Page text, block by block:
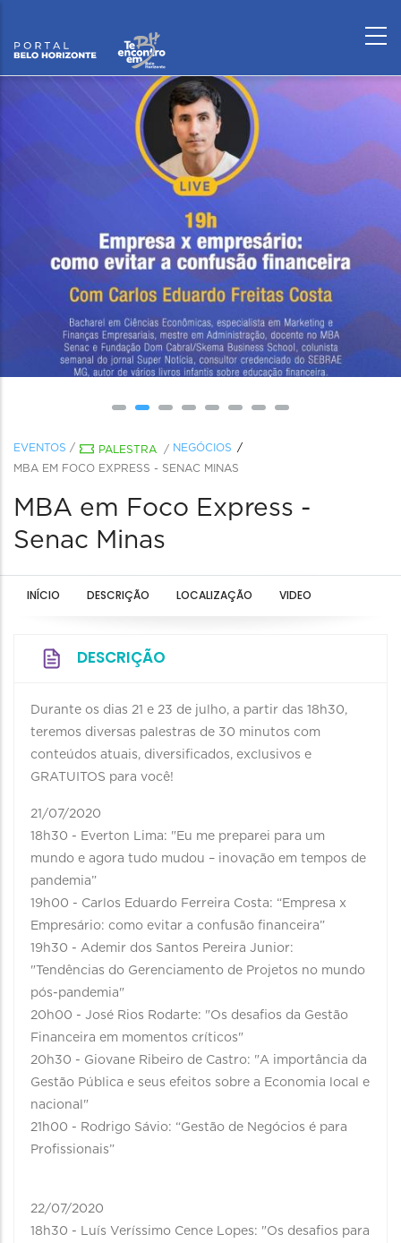
EVENTOS / PALESTRA / NEGÓCIOS
MBA EM FOCO EXPRESS - SENAC MINAS
MBA em Foco Express -
Senac Minas
INÍCIO DESCRIÇÃO LOCALIZAÇÃO VIDEO
DESCRIÇÃO
Durante os dias 21 e 23 de julho, a partir das 18h30,
teremos diversas palestras de 30 minutos com
conteúdos atuais, diversificados, exclusivos e
GRATUITOS para você!
21/07/2020
18h30 - Everton Lima: "Eu me preparei para um
mundo e agora tudo mudou – inovação em tempos de
pandemia”
19h00 - Carlos Eduardo Ferreira Costa: “Empresa x
Empresário: como evitar a confusão financeira”
19h30 - Ademir dos Santos Pereira Junior:
"Tendências do Gerenciamento de Projetos no mundo
pós-pandemia"
20h00 - José Rios Rodarte: "Os desafios da Gestão
Financeira em momentos críticos"
20h30 - Giovane Ribeiro de Castro: "A importância da
Gestão Pública e seus efeitos sobre a Economia local e
nacional"
21h00 - Rodrigo Sávio: “Gestão de Negócios é para
Profissionais”
22/07/2020
18h30 - Luís Veríssimo Cence Lopes: "Os desafios para